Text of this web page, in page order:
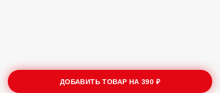
ДОБАВИТЬ ТОВАР НА390 ₽